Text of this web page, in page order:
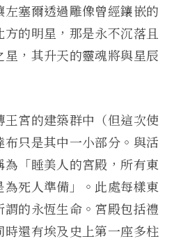
塞爾透過雕像曾經鑲嵌的
的明星，那是永不沉落且
星，其升天的靈魂將與星辰
宮的建築群中（但這次使
只是其中一小部分。與活
「睡美人的宮殿，所有東
死人準備」。此處每樣東
的永恆生命。宮殿包括禮
還有埃及史上第一座多柱